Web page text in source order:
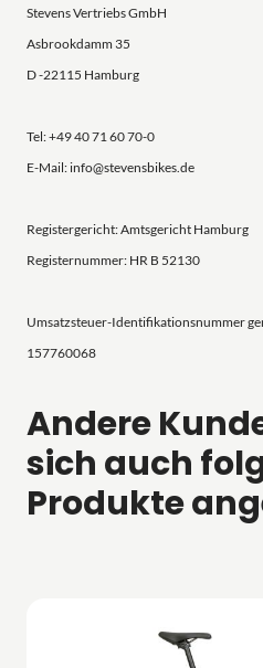
Stevens Vertriebs GmbH
Asbrookdamm 35
D -22115 Hamburg
Tel: +49 40 71 60 70-0
E-Mail: info@stevensbikes.de
Registergericht: Amtsgericht Hamburg
Registernummer: HR B 52130
Umsatzsteuer-Identifikationsnummer
157760068
Andere
sich auch
Produkte